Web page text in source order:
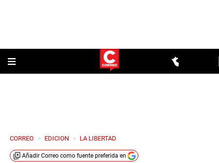
CORREO > EDICION > LA LIBERTAD
Añadir Correo como fuente preferida en